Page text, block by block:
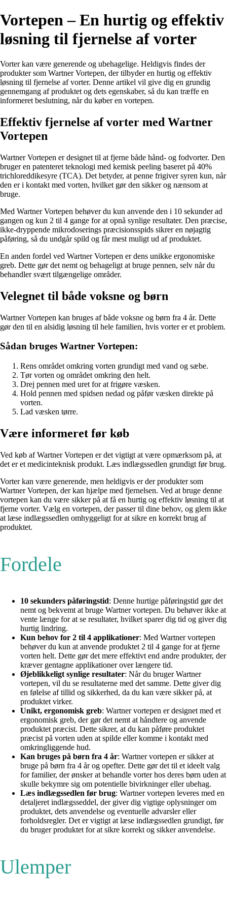
Vortepen – En hurtig og effektiv
løsning til fjernelse af vorter
Vorter kan være generende og ubehagelige. Heldigvis findes der
produkter som Wartner Vortepen, der tilbyder en hurtig og effektiv
løsning til fjernelse af vorter. Denne artikel vil give dig en grundig
gennemgang af produktet og dets egenskaber, så du kan træffe en
informeret beslutning, når du køber en vortepen.
Effektiv fjernelse af vorter med Wartner
Vortepen
Wartner Vortepen er designet til at fjerne både hånd- og fodvorter. Den
bruger en patenteret teknologi med kemisk peeling baseret på 40%
trichloreddikesyre (TCA). Det betyder, at penne frigiver syren kun, når
den er i kontakt med vorten, hvilket gør den sikker og nænsom at
bruge.
Med Wartner Vortepen behøver du kun anvende den i 10 sekunder ad
gangen og kun 2 til 4 gange for at opnå synlige resultater. Den præcise,
ikke-dryppende mikrodoserings præcisionsspids sikrer en nøjagtig
påføring, så du undgår spild og får mest muligt ud af produktet.
En anden fordel ved Wartner Vortepen er dens unikke ergonomiske
greb. Dette gør det nemt og behageligt at bruge pennen, selv når du
behandler svært tilgængelige områder.
Velegnet til både voksne og børn
Wartner Vortepen kan bruges af både voksne og børn fra 4 år. Dette
gør den til en alsidig løsning til hele familien, hvis vorter er et problem.
Sådan bruges Wartner Vortepen:
Rens området omkring vorten grundigt med vand og sæbe.
Tør vorten og området omkring den helt.
Drej pennen med uret for at frigøre væsken.
Hold pennen med spidsen nedad og påfør væsken direkte på
vorten.
Lad væsken tørre.
Være informeret før køb
Ved køb af Wartner Vortepen er det vigtigt at være opmærksom på, at
det er et medicinteknisk produkt. Læs indlægssedlen grundigt før brug.
Vorter kan være generende, men heldigvis er der produkter som
Wartner Vortepen, der kan hjælpe med fjernelsen. Ved at bruge denne
vortepen kan du være sikker på at få en hurtig og effektiv løsning til at
fjerne vorter. Vælg en vortepen, der passer til dine behov, og glem ikke
at læse indlægssedlen omhyggeligt for at sikre en korrekt brug af
produktet.
Fordele
10 sekunders påføringstid: Denne hurtige påføringstid gør det
nemt og bekvemt at bruge Wartner vortepen. Du behøver ikke at
vente længe for at se resultater, hvilket sparer dig tid og giver dig
hurtig lindring.
Kun behov for 2 til 4 applikationer: Med Wartner vortepen
behøver du kun at anvende produktet 2 til 4 gange for at fjerne
vorten helt. Dette gør det mere effektivt end andre produkter, der
kræver gentagne applikationer over længere tid.
Øjeblikkeligt synlige resultater: Når du bruger Wartner
vortepen, vil du se resultaterne med det samme. Dette giver dig
en følelse af tillid og sikkerhed, da du kan være sikker på, at
produktet virker.
Unikt, ergonomisk greb: Wartner vortepen er designet med et
ergonomisk greb, der gør det nemt at håndtere og anvende
produktet præcist. Dette sikrer, at du kan påføre produktet
præcist på vorten uden at spilde eller komme i kontakt med
omkringliggende hud.
Kan bruges på børn fra 4 år: Wartner vortepen er sikker at
bruge på børn fra 4 år og opefter. Dette gør det til et ideelt valg
for familier, der ønsker at behandle vorter hos deres børn uden at
skulle bekymre sig om potentielle bivirkninger eller ubehag.
Læs indlægssedlen før brug: Wartner vortepen leveres med en
detaljeret indlægsseddel, der giver dig vigtige oplysninger om
produktet, dets anvendelse og eventuelle advarsler eller
forholdsregler. Det er vigtigt at læse indlægssedlen grundigt, før
du bruger produktet for at sikre korrekt og sikker anvendelse.
Ulemper